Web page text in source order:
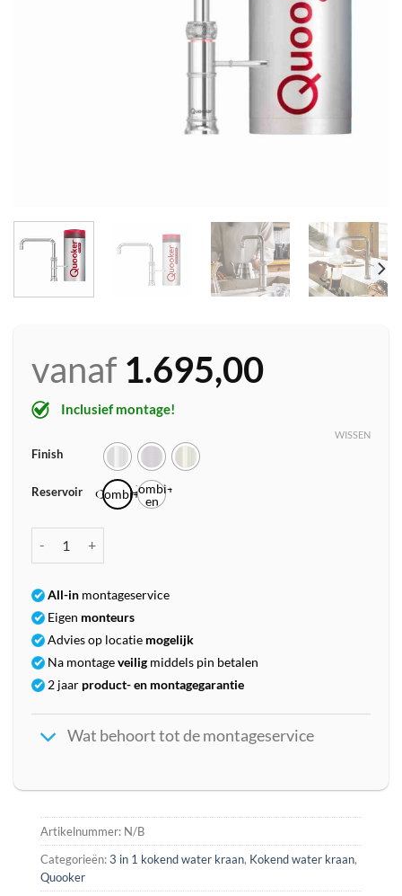
vanaf 1.695,00
Inclusief montage!
Finish
Reservoir Combi+Combi+
en
CUBE
WISSEN
All-in montageservice
Eigen monteurs
Advies op locatie mogelijk
Na montageveilig middels pin betalen
2 jaar product- en montagegarantie
Wat behoort tot de montageservice
Artikelnummer: N/B
Categorieën:3 in 1 kokend water kraan, Kokend water kraan,
Quooker